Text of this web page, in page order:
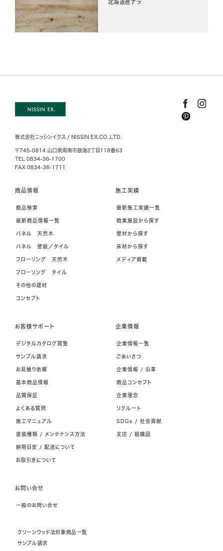
北海道産ナラ
株式会社ニッシンイクス / NISSIN EX.CO.,LTD.
〒745-0814 山口県周南市鼓海2丁目118番63
TEL 0834-36-1700
FAX 0834-36-1711
商品情報
商品検索
最新商品情報一覧
パネル 天然木
パネル 壁紙／タイル
フローリング 天然木
フローリング タイル
その他の建材
コンセプト
施工実績
最新施工実績一覧
商業施設から探す
壁材から探す
床材から探す
メディア掲載
お客様サポート
デジタルカタログ閲覧
サンプル請求
お見積り依頼
基本商品情報
品質保証
よくある質問
施工マニュアル
塗装種類 / メンテナンス方法
納期目安 / 配送について
お取引きについて
企業情報
企業情報一覧
ごあいさつ
企業情報 / 沿革
商品コンセプト
企業理念
リクルート
SDGs / 社会貢献
支店 / 組織図
お問い合せ
一般のお問い合せ
クリーンウッド法対象商品一覧
サンプル請求